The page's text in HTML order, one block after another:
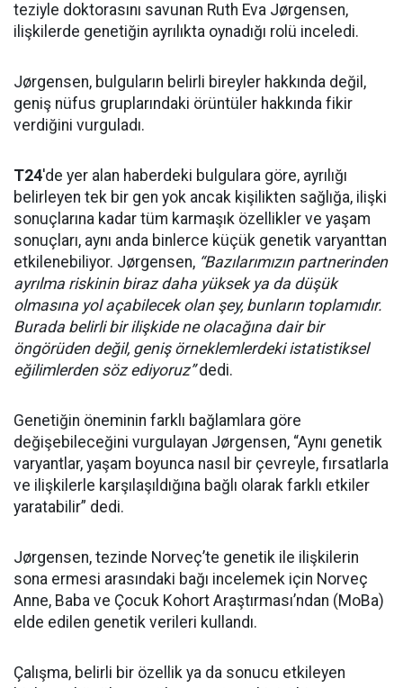
teziyle doktorasını savunan Ruth Eva Jørgensen,
ilişkilerde genetiğin ayrılıkta oynadığı rolü inceledi.
Jørgensen, bulguların belirli bireyler hakkında değil,
geniş nüfus gruplarındaki örüntüler hakkında fikir
verdiğini vurguladı.
T24'de yer alan haberdeki bulgulara göre, ayrılığı
belirleyen tek bir gen yok ancak kişilikten sağlığa, ilişki
sonuçlarına kadar tüm karmaşık özellikler ve yaşam
sonuçları, aynı anda binlerce küçük genetik varyanttan
etkilenebiliyor. Jørgensen, “Bazılarımızın partnerinden
ayrılma riskinin biraz daha yüksek ya da düşük
olmasına yol açabilecek olan şey, bunların toplamıdır.
Burada belirli bir ilişkide ne olacağına dair bir
öngörüden değil, geniş örneklemlerdeki istatistiksel
eğilimlerden söz ediyoruz”dedi.
Genetiğin öneminin farklı bağlamlara göre
değişebileceğini vurgulayan Jørgensen, “Aynı genetik
varyantlar, yaşam boyunca nasıl bir çevreyle, fırsatlarla
ve ilişkilerle karşılaşıldığına bağlı olarak farklı etkiler
yaratabilir” dedi.
Jørgensen, tezinde Norveç’te genetik ile ilişkilerin
sona ermesi arasındaki bağı incelemek için Norveç
Anne, Baba ve Çocuk Kohort Araştırması’ndan (MoBa)
elde edilen genetik verileri kullandı.
Çalışma, belirli bir özellik ya da sonucu etkileyen